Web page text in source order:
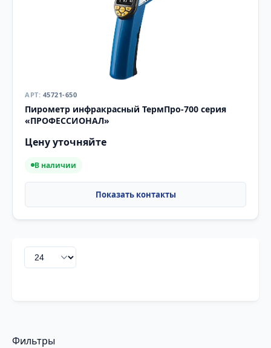
45721-650
Пирометр инфракрасный ТермПро-700 серия
«ПРОФЕССИОНАЛ»
Цену уточняйте
В наличии
Фильтры